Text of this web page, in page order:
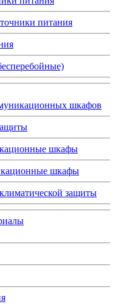
питания
шкафов
шкафы
шкафы
защиты